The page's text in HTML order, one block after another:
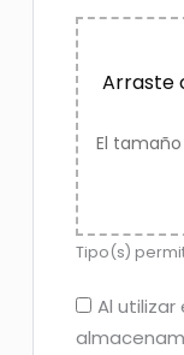
Arraste
El
Tipo(s)
Al